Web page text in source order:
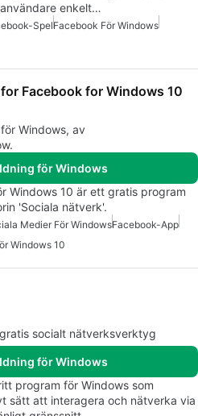
enkelt…
SpelFacebook För Windows
Facebook for Windows 10
Windows, av
för Windows
Windows 10 är ett gratis program
'Sociala nätverk'.
Medier För WindowsFacebook-App
Windows 10
socialt nätverksverktyg
för Windows
program för Windows som
sätt att interagera och nätverka via